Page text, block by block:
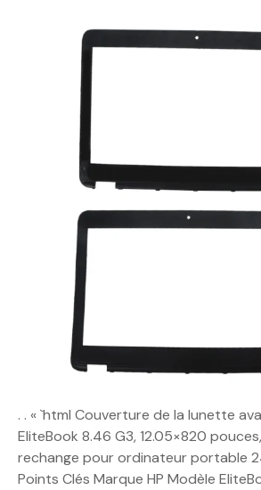
. . « `html Couverture de la lunette
EliteBook 8.46 G3, 12.05×820
rechange pour ordinateur portable
Points Clés Marque HP Modèle